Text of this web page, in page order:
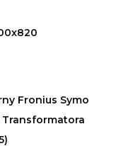
Fronius Symo
Transformatora